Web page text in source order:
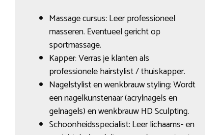
Massage cursus: Leer professioneel
masseren. Eventueel gericht op
sportmassage.
Kapper: Verras je klanten als
professionele hairstylist / thuiskapper.
Nagelstylist en wenkbrauw styling: Wordt
een nagelkunstenaar (acrylnagels en
gelnagels) en wenkbrauw HD Sculpting.
Schoonheidsspecialist: Leer lichaams- en